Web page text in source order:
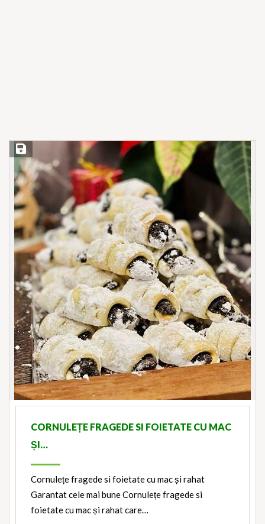
Save Recipe
CORNULEȚE FRAGEDE SI FOIETATE CU MAC
ȘI…
Cornulețe fragede si foietate cu mac și rahat
Garantat cele mai bune Cornulețe fragede si
foietate cu mac și rahat care…